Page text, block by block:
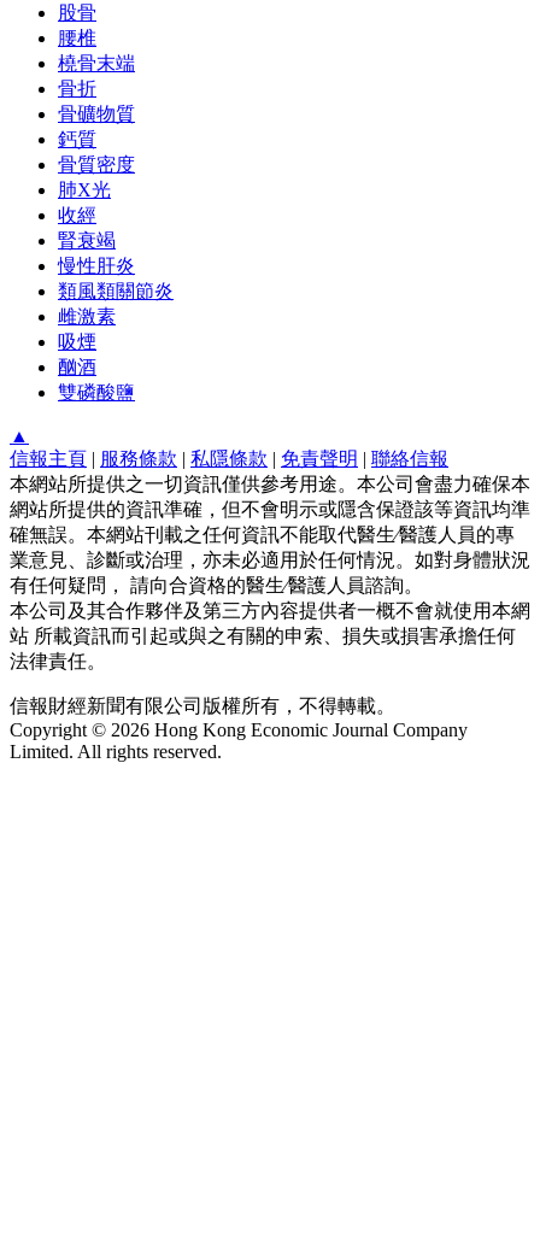
股骨
腰椎
橈骨末端
骨折
骨礦物質
鈣質
骨質密度
肺X光
收經
腎衰竭
慢性肝炎
類風類關節炎
雌激素
吸煙
酗酒
雙磷酸鹽
▲
信報主頁 | 服務條款 | 私隱條款 | 免責聲明 | 聯絡信報
本網站所提供之一切資訊僅供參考用途。本公司會盡力確保本
網站所提供的資訊準確，但不會明示或隱含保證該等資訊均準
確無誤。本網站刊載之任何資訊不能取代醫生∕醫護人員的專
業意見、診斷或治理，亦未必適用於任何情況。如對身體狀況
有任何疑問， 請向合資格的醫生∕醫護人員諮詢。
本公司及其合作夥伴及第三方內容提供者一概不會就使用本網
站 所載資訊而引起或與之有關的申索、損失或損害承擔任何
法律責任。
信報財經新聞有限公司版權所有，不得轉載。
Copyright © 2026 Hong Kong Economic Journal Company
Limited. All rights reserved.